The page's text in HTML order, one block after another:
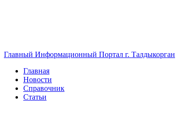
Главный Информационный Портал г. Талдыкорган
Главная
Новости
Справочник
Статьи